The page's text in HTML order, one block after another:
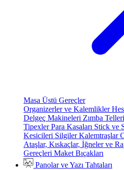
Masa Üstü Gereçler
Organizerler ve Kalemlikler
Delgeç Makineleri Zımba
TipexlerPara Kasaları Stick ve
Kesicileri SilgilerKalemtraşlar
Ataşlar, Kıskaçlar, İğneler ve
Gereçleri Maket Bıçakları
Panolar ve Yazı Tahtaları